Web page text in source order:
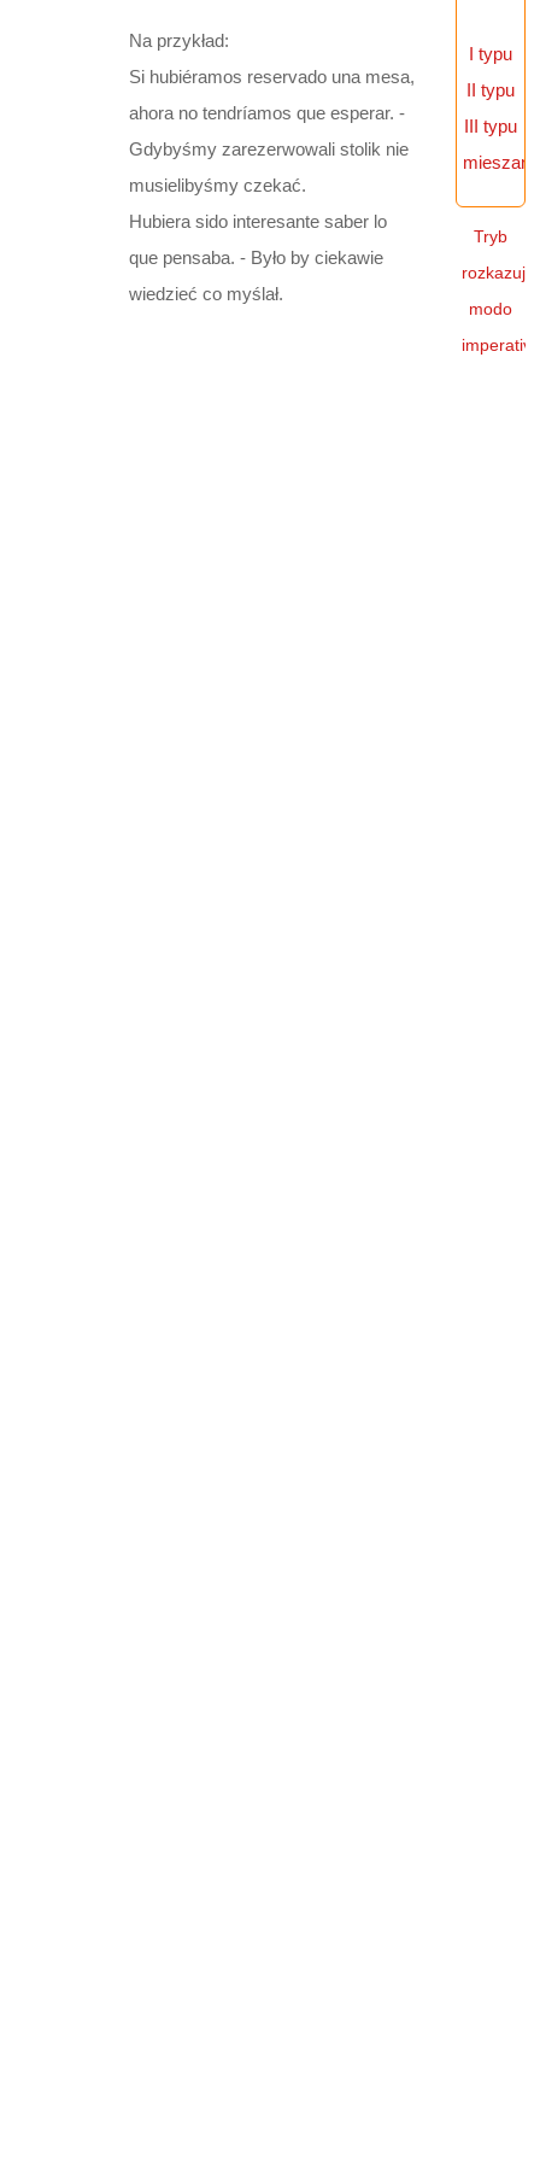
Przyimek sobre
Przyimek tres
Ćwiczenie 1
Na przykład:
Si hubiéramos reservado una mesa,
ahora no tendríamos que esperar. -
Gdybyśmy zarezerwowali stolik nie
musielibyśmy czekać.
Hubiera sido interesante saber lo
que pensaba. - Było by ciekawie
wiedzieć co myślał.
I typu
II typu
III typu
mieszane
Tryb
modo
imperativo